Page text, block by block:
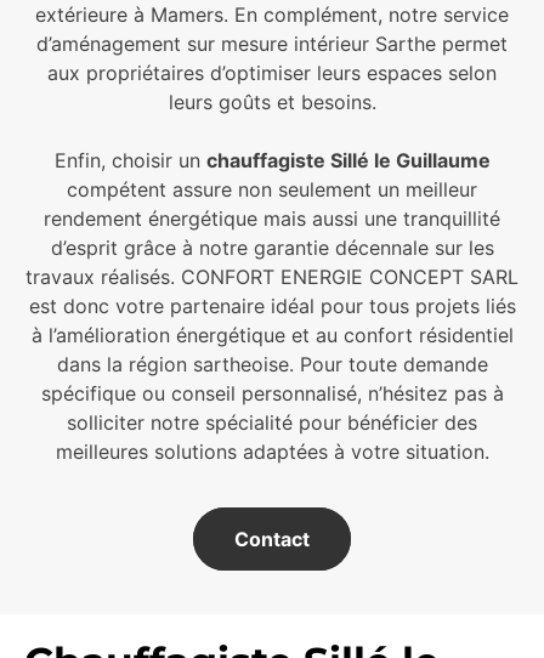
extérieure à Mamers. En complément, notre service
d’aménagement sur mesure intérieur Sarthe permet
aux propriétaires d’optimiser leurs espaces selon
leurs goûts et besoins.
Enfin, choisir un chauffagiste Sillé le Guillaume
compétent assure non seulement un meilleur
rendement énergétique mais aussi une tranquillité
d’esprit grâce à notre garantie décennale sur les
travaux réalisés. CONFORT ENERGIE CONCEPT SARL
est donc votre partenaire idéal pour tous projets liés
à l’amélioration énergétique et au confort résidentiel
dans la région sartheoise. Pour toute demande
spécifique ou conseil personnalisé, n’hésitez pas à
solliciter notre spécialité pour bénéficier des
meilleures solutions adaptées à votre situation.
Contact